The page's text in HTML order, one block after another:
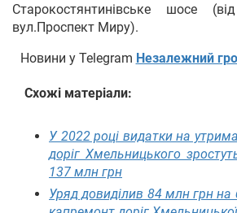
Старокостянтинівське шосе
вул.Проспект Миру).
Новини у Telegram Незалежний
Схожі матеріали:
У 2022 році видатки на
доріг Хмельницького
137 млн грн
Уряд довиділив 84 млн грн на